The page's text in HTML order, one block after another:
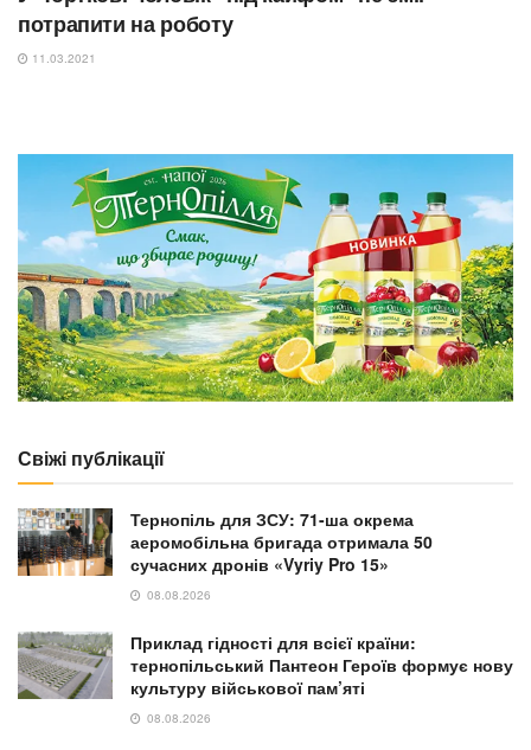
потрапити на роботу
11.03.2021
Свіжі публікації
Тернопіль для ЗСУ: 71-ша окрема
аеромобільна бригада отримала 50
сучасних дронів «Vyriy Pro 15»
08.08.2026
Приклад гідності для всієї країни:
тернопільський Пантеон Героїв формує нову
культуру військової пам’яті
08.08.2026